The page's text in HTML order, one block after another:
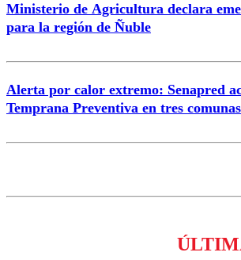
Ministerio de Agricultura declara
para la región de Ñuble
Alerta por calor extremo: Senapred
Temprana Preventiva en tres comunas